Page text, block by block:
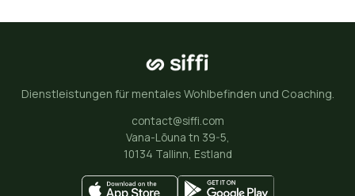
Dienstleistungen für mentales Wohlbefinden und Coaching.
contact@siffi.com
Vana-Lõuna tn 39-5,
10134 Tallinn, Estland